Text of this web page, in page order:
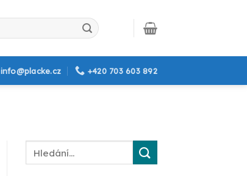
info@placke.cz +420 703 603 892